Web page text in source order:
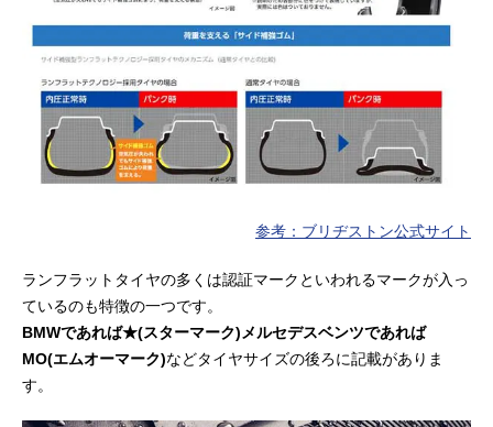
参考：ブリヂストン公式サイト
ランフラットタイヤの多くは認証マークといわれるマークが入っ
ているのも特徴の一つです。
BMWであれば★(スターマーク)メルセデスベンツであれば
MO(エムオーマーク)などタイヤサイズの後ろに記載がありま
す。